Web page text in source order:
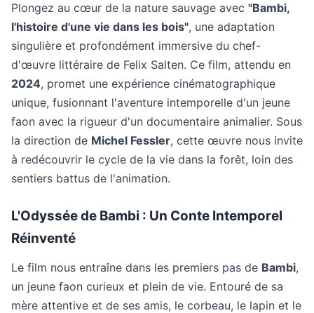
Plongez au cœur de la nature sauvage avec "Bambi,
l'histoire d'une vie dans les bois", une adaptation
singulière et profondément immersive du chef-
d'œuvre littéraire de Felix Salten. Ce film, attendu en
2024, promet une expérience cinématographique
unique, fusionnant l'aventure intemporelle d'un jeune
faon avec la rigueur d'un documentaire animalier. Sous
la direction de Michel Fessler, cette œuvre nous invite
à redécouvrir le cycle de la vie dans la forêt, loin des
sentiers battus de l'animation.
L'Odyssée de Bambi : Un Conte Intemporel
Réinventé
Le film nous entraîne dans les premiers pas de Bambi,
un jeune faon curieux et plein de vie. Entouré de sa
mère attentive et de ses amis, le corbeau, le lapin et le